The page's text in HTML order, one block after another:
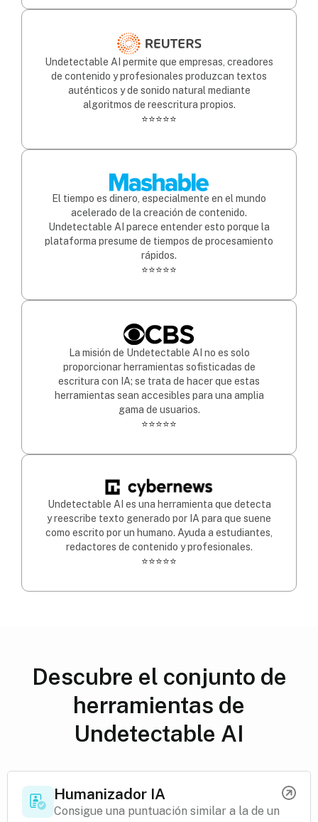
Undetectable AI permite que empresas, creadores
de contenido y profesionales produzcan textos
auténticos y de sonido natural mediante
algoritmos de reescritura propios.
⭐⭐⭐⭐⭐
El tiempo es dinero, especialmente en el mundo
acelerado de la creación de contenido.
Undetectable AI parece entender esto porque la
plataforma presume de tiempos de procesamiento
rápidos.
⭐⭐⭐⭐⭐
La misión de Undetectable AI no es solo
proporcionar herramientas sofisticadas de
escritura con IA; se trata de hacer que estas
herramientas sean accesibles para una amplia
gama de usuarios.
⭐⭐⭐⭐⭐
Undetectable AI es una herramienta que detecta
y reescribe texto generado por IA para que suene
como escrito por un humano. Ayuda a estudiantes,
redactores de contenido y profesionales.
⭐⭐⭐⭐⭐
Descubre el conjunto de
herramientas de
Undetectable AI
Humanizador IA
Consigue una puntuación similar a la de un